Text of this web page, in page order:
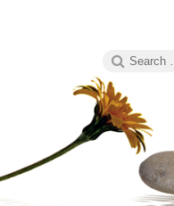
Search